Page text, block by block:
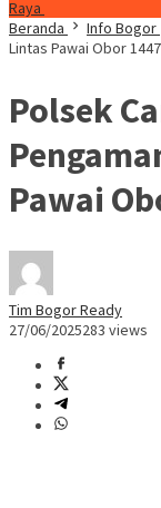
Raya
Beranda
Info Bogor
Lintas Pawai Obor
Polsek
Pawai
Tim Bogor Ready
27/06/2025283 views